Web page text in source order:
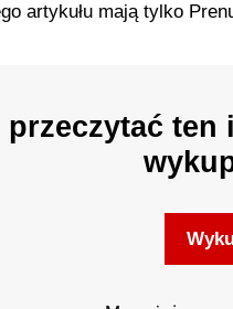
artykułu mają tylko
przeczytać ten